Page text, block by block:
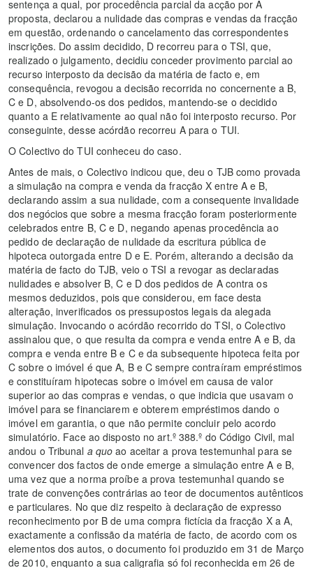
sentença a qual, por procedência parcial da acção por A
proposta, declarou a nulidade das compras e vendas da fracção
em questão, ordenando o cancelamento das correspondentes
inscrições. Do assim decidido, D recorreu para o TSI, que,
realizado o julgamento, decidiu conceder provimento parcial ao
recurso interposto da decisão da matéria de facto e, em
consequência, revogou a decisão recorrida no concernente a B,
C e D, absolvendo-os dos pedidos, mantendo-se o decidido
quanto a E relativamente ao qual não foi interposto recurso. Por
conseguinte, desse acórdão recorreu A para o TUI.
O Colectivo do TUI conheceu do caso.
Antes de mais, o Colectivo indicou que, deu o TJB como provada
a simulação na compra e venda da fracção X entre A e B,
declarando assim a sua nulidade, com a consequente invalidade
dos negócios que sobre a mesma fracção foram posteriormente
celebrados entre B, C e D, negando apenas procedência ao
pedido de declaração de nulidade da escritura pública de
hipoteca outorgada entre D e E. Porém, alterando a decisão da
matéria de facto do TJB, veio o TSI a revogar as declaradas
nulidades e absolver B, C e D dos pedidos de A contra os
mesmos deduzidos, pois que considerou, em face desta
alteração, inverificados os pressupostos legais da alegada
simulação. Invocando o acórdão recorrido do TSI, o Colectivo
assinalou que, o que resulta da compra e venda entre A e B, da
compra e venda entre B e C e da subsequente hipoteca feita por
C sobre o imóvel é que A, B e C sempre contraíram empréstimos
e constituíram hipotecas sobre o imóvel em causa de valor
superior ao das compras e vendas, o que indicia que usavam o
imóvel para se financiarem e obterem empréstimos dando o
imóvel em garantia, o que não permite concluir pelo acordo
simulatório. Face ao disposto no art.º 388.º do Código Civil, mal
andou o Tribunal a quo ao aceitar a prova testemunhal para se
convencer dos factos de onde emerge a simulação entre A e B,
uma vez que a norma proíbe a prova testemunhal quando se
trate de convenções contrárias ao teor de documentos autênticos
e particulares. No que diz respeito à declaração de expresso
reconhecimento por B de uma compra fictícia da fracção X a A,
exactamente a confissão da matéria de facto, de acordo com os
elementos dos autos, o documento foi produzido em 31 de Março
de 2010, enquanto a sua caligrafia só foi reconhecida em 26 de